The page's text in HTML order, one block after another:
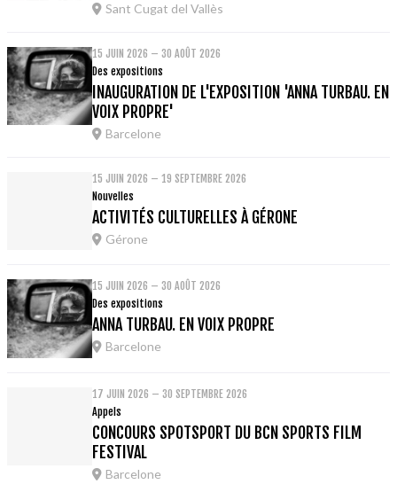
Sant Cugat del Vallès
15 JUIN 2026 – 30 AOÛT 2026
Des expositions
INAUGURATION DE L'EXPOSITION 'ANNA TURBAU. EN
VOIX PROPRE'
Barcelone
15 JUIN 2026 – 19 SEPTEMBRE 2026
Nouvelles
ACTIVITÉS CULTURELLES À GÉRONE
Gérone
15 JUIN 2026 – 30 AOÛT 2026
Des expositions
ANNA TURBAU. EN VOIX PROPRE
Barcelone
17 JUIN 2026 – 30 SEPTEMBRE 2026
Appels
CONCOURS SPOTSPORT DU BCN SPORTS FILM
FESTIVAL
Barcelone